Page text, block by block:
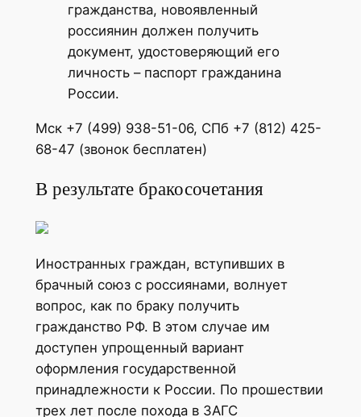
гражданства, новоявленный
россиянин должен получить
документ, удостоверяющий его
личность – паспорт гражданина
России.
Мск +7 (499) 938-51-06, СПб +7 (812) 425-
68-47 (звонок бесплатен)
В результате бракосочетания
Иностранных граждан, вступивших в
брачный союз с россиянами, волнует
вопрос, как по браку получить
гражданство РФ. В этом случае им
доступен упрощенный вариант
оформления государственной
принадлежности к России. По прошествии
трех лет после похода в ЗАГС